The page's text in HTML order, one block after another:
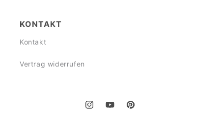
KONTAKT
Kontakt
Vertrag widerrufen
InstagramYouTubePinterest